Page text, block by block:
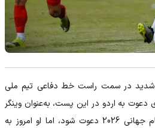
شدید در سمت راست خط دفاعی تیم ملی
دعوت به اردو در این پست، به‌عنوان وینگر
راست به آخرین اردو قبل از جام جهانی 2026 دعوت شود، اما او امروز به